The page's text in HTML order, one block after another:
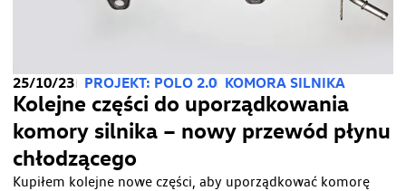
25/10/23 PROJEKT: POLO 2.0 KOMORA SILNIKA
Kolejne części do uporządkowania
komory silnika – nowy przewód płynu
chłodzącego
Kupiłem kolejne nowe części, aby uporządkować komorę